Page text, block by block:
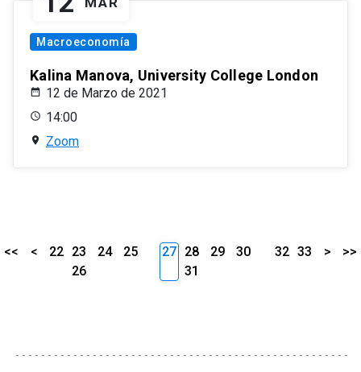
Macroeconomía
Kalina Manova, University College London
12 de Marzo de 2021
14:00
Zoom
<< < 22 23 24
25
26
27 28 29
30
31
32 33 > >>